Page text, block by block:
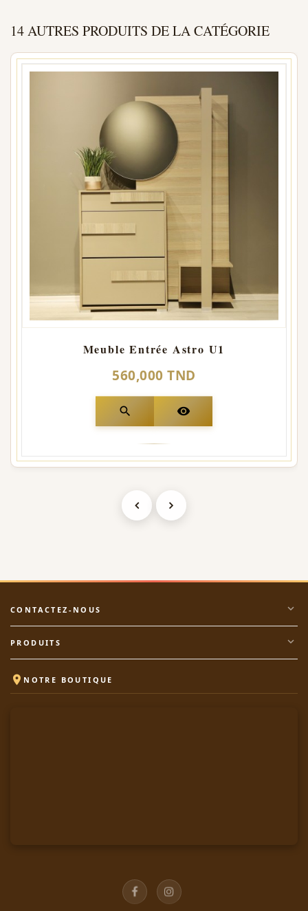
14 AUTRES PRODUITS DE LA CATÉGORIE
Meuble Entrée Astro U1
560,000 TND
search visibility
CONTACTEZ-NOUS expand_more
PRODUITS expand_more
 NOTRE BOUTIQUE
FacebookInstagram